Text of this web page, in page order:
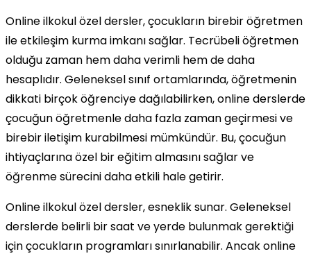
Online ilkokul özel dersler, çocukların birebir öğretmen
ile etkileşim kurma imkanı sağlar. Tecrübeli öğretmen
olduğu zaman hem daha verimli hem de daha
hesaplıdır. Geleneksel sınıf ortamlarında, öğretmenin
dikkati birçok öğrenciye dağılabilirken, online derslerde
çocuğun öğretmenle daha fazla zaman geçirmesi ve
birebir iletişim kurabilmesi mümkündür. Bu, çocuğun
ihtiyaçlarına özel bir eğitim almasını sağlar ve
öğrenme sürecini daha etkili hale getirir.
Online ilkokul özel dersler, esneklik sunar. Geleneksel
derslerde belirli bir saat ve yerde bulunmak gerektiği
için çocukların programları sınırlanabilir. Ancak online